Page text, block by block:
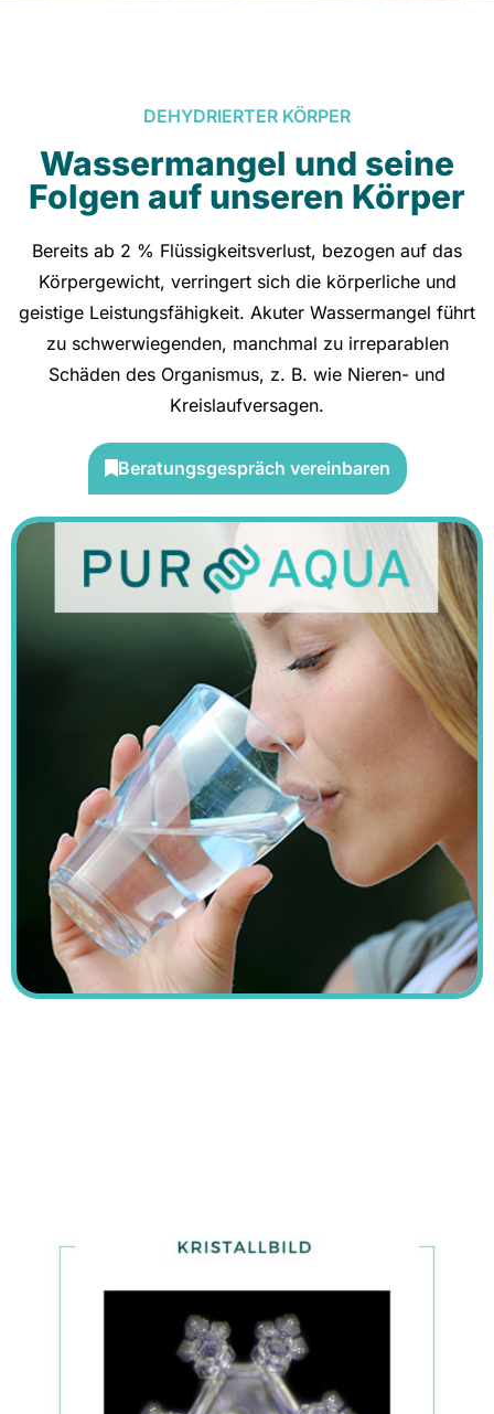
DEHYDRIERTER KÖRPER
Wassermangel und seine
Folgen auf unseren Körper
Bereits ab 2 % Flüssigkeitsverlust, bezogen auf das
Körpergewicht, verringert sich die körperliche und
geistige Leistungsfähigkeit. Akuter Wassermangel führt
zu schwerwiegenden, manchmal zu irreparablen
Schäden des Organismus, z. B. wie Nieren- und
Kreislaufversagen.
Beratungsgespräch vereinbaren